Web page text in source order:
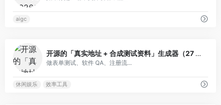
31
不丹王国关联地址再次向币安充值
434.86枚BTC，价值2796万美元
至新代币weETHs
33
闪迪（SanDisk）FY26Q4财报深
度解读：赚到了历史最多的钱，却迎来
股价下跌，市场到底在担心什么？
aigc
开源的「真实地址 + 合成测试资料」生成器（27 国）
做表单测试、软件 QA、注册流...
休闲娱乐 效率工具